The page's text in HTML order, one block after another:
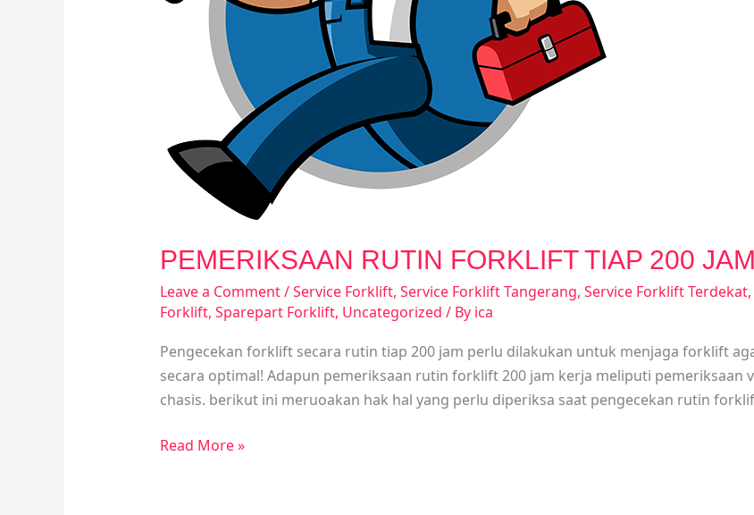
PEMERIKSAAN RUTIN FORKLIFT TIAP 200
Leave a Comment/Service Forklift, Service Forklift Tangerang, Service Forklift Terdekat,
Forklift, Sparepart Forklift, Uncategorized / By ica
Pengecekan forklift secara rutin tiap 200 jam perlu dilakukan untuk menjaga forklift
secara optimal! Adapun pemeriksaan rutin forklift 200 jam kerja meliputi pemeriksaan
chasis. berikut ini meruoakan hak hal yang perlu diperiksa saat pengecekan rutin
Read More »